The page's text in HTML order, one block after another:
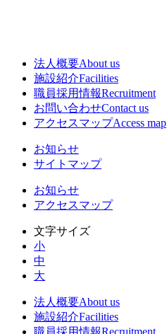
法人概要About us
施設紹介Facilities
職員採用情報Recruitment
お問い合わせContact us
アクセスマップAccess map
お知らせ
サイトマップ
お知らせ
アクセスマップ
文字サイズ
小
中
大
法人概要About us
施設紹介Facilities
職員採用情報Recruitment